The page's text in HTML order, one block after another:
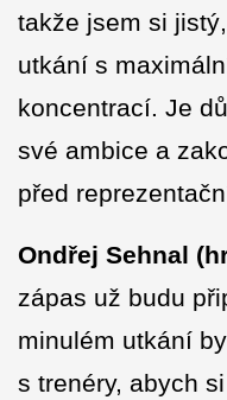
takže jsem si
utkání s
koncentrací. Je
své ambice a
před
Ondřej Sehnal
zápas už budu
minulém utkání
s trenéry, abych